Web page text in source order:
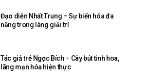
Đạo diễn Nhất Trung – Sự biến hóa đa
năng trong làng giải trí
Tác giả trẻ Ngọc Bích – Cây bút tinh hoa,
lãng mạn hóa hiện thực